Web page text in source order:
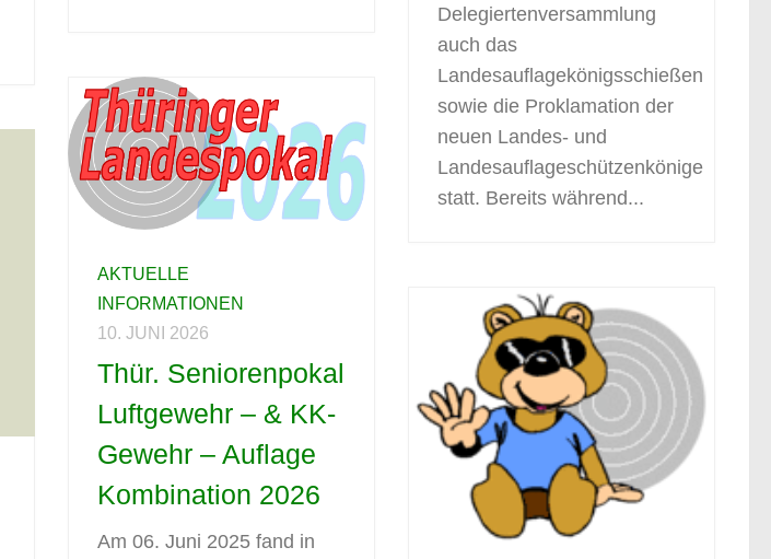
Delegiertenversammlung
auch das
Landesauflagekönigsschießen
sowie die Proklamation der
neuen Landes- und
Landesauflageschützenkönige
statt. Bereits während...
AKTUELLE
INFORMATIONEN
10. JUNI 2026
Thür. Seniorenpokal
Luftgewehr – & KK-
Gewehr – Auflage
Kombination 2026
Am 06. Juni 2025 fand in